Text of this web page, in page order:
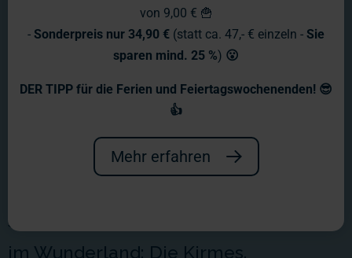
Wir bauen eine Kirmes!
Dinge sind drei! Und deshalb findet
seit kurzem eine dritte Großbaustelle
im Wunderland: Die Kirmes.
von 9,00 € 🍟
- Sonderpreis nur 34,90 € (statt ca. 47,- € einzeln - Sie
sparen mind. 25 %) 😮
DER TIPP für die Ferien und Feiertagswochenenden! 😎
👍
Mehr erfahren